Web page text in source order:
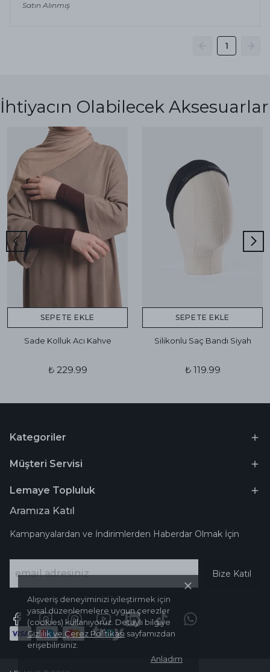
Alışveriş deneyiminizi iyileştirmek için
yasal düzenlemelere uygun çerezler
(cookies) kullanıyoruz. Detaylı bilgiye
Gizlilik ve Çerez Politikası sayfamızdan
erişebilirsiniz.
Anladım
Satın Alınmış
1
İhtiyacın Olabilecek Aksesuarlar
SEPETE EKLE
Sade Kolluk Acı Kahve
₺ 229.99
SEPETE EKLE
Silikonlu Saç Bandı Siyah
₺ 119.99
Kategoriler
Müşteri Servisi
Lemaye Topluluk
Aramıza Katıl
Kampanyalardan ve İndirimlerden Haberdar Olmak İçin
Bize Katıl